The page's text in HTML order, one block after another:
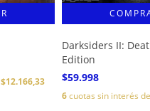
$12.166,33
Darksiders II:
Edition
$59.998
6cuotas sin interés de